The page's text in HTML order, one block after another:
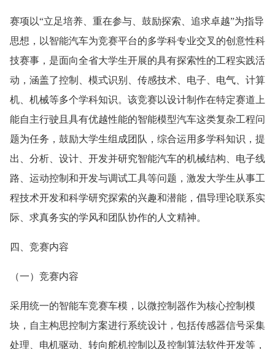
赛项以“立足培养、重在参与、鼓励探索、追求卓越”为指导
思想，以智能汽车为竞赛平台的多学科专业交叉的创意性科
技赛事，是面向全省大学生开展的具有探索性的工程实践活
动，涵盖了控制、模式识别、传感技术、电子、电气、计算
机、机械等多个学科知识。该竞赛以设计制作在特定赛道上
能自主行驶且具有优越性能的智能模型汽车这类复杂工程问
题为任务，鼓励大学生组成团队，综合运用多学科知识，提
出、分析、设计、开发并研究智能汽车的机械结构、电子线
路、运动控制和开发与调试工具等问题，激发大学生从事工
程技术开发和科学研究探索的兴趣和潜能，倡导理论联系实
际、求真务实的学风和团队协作的人文精神。
四、竞赛内容
（一）竞赛内容
采用统一的智能车竞赛车模，以微控制器作为核心控制模
块，自主构思控制方案进行系统设计，包括传感器信号采集
处理、电机驱动、转向舵机控制以及控制算法软件开发等，